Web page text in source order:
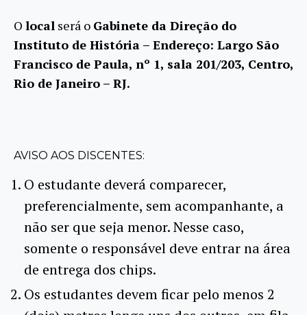
O local será o Gabinete da Direção do
Instituto de História – Endereço: Largo São
Francisco de Paula, nº 1, sala 201/203, Centro,
Rio de Janeiro – RJ.
AVISO AOS DISCENTES:
O estudante deverá comparecer,
preferencialmente, sem acompanhante, a
não ser que seja menor. Nesse caso,
somente o responsável deve entrar na área
de entrega dos chips.
Os estudantes devem ficar pelo menos 2